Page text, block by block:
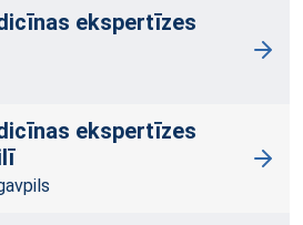
ekspertīzes
ekspertīzes